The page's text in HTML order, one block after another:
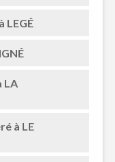
LEGÉ
LA
à LE